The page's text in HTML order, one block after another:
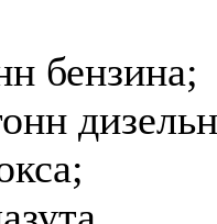
бензина;